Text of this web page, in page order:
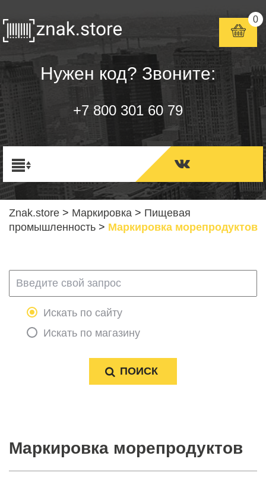
Нужен код? Звоните:
+7 800 301 60 79
0
Znak.store > Маркировка > Пищевая
промышленность > Маркировка морепродуктов
Искать по сайту
Искать по магазину
Маркировка морепродуктов